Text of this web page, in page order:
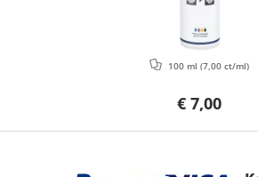
€ 7,00
100 ml (7,00 ct/ml)